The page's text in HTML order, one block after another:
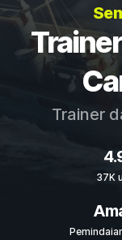
Trainer
37K